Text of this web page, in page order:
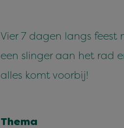
Vier 7 dagen langs feest
een slinger aan het rad
alles komt voorbij!
Thema